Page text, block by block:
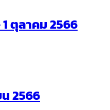
ตุลาคม 2566
2566